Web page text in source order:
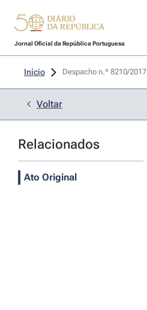
Jornal Oficial da República Portuguesa
Início Despacho n.º 8210/2017
Voltar
Relacionados
Ato Original